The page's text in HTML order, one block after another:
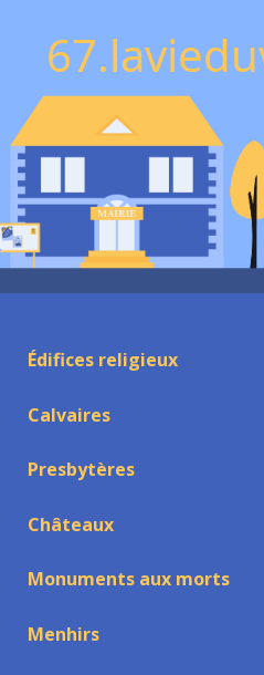
Édifices religieux
Calvaires
Presbytères
Châteaux
Monuments aux morts
Menhirs